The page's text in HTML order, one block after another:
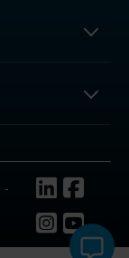
Follow us